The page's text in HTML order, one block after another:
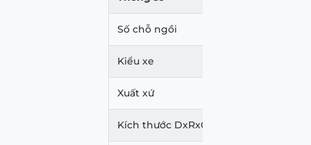
Số chỗ ngồi
Kiểu xe
Xuất xứ
Kích thước DxRxC